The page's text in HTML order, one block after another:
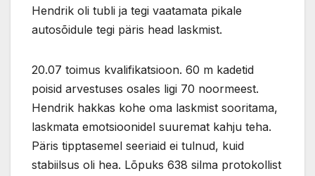
Hendrik oli tubli ja tegi vaatamata pikale
autosõidule tegi päris head laskmist.
20.07 toimus kvalifikatsioon. 60 m kadetid
poisid arvestuses osales ligi 70 noormeest.
Hendrik hakkas kohe oma laskmist sooritama,
laskmata emotsioonidel suuremat kahju teha.
Päris tipptasemel seeriaid ei tulnud, kuid
stabiilsus oli hea. Lõpuks 638 silma protokollist